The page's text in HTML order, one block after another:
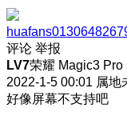
评论 举报
LV7荣耀 Magic3 Pro
2022-1-5 00:01 属地
好像屏幕不支持吧